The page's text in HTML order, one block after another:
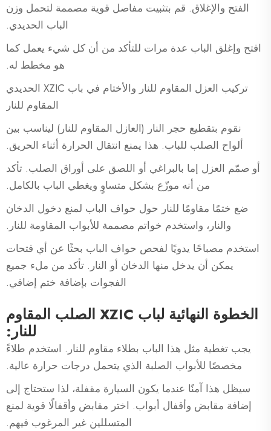
الفتح والإغلاق. قم بتثبيت مفاصل قوية مصممة لتحمل وزن
الباب الحديدي.
افتح وإغلق الباب عدة مرات للتأكد من أن كل شيء يعمل كما
هو مخطط له.
تركيب العزل المقاوم للنار والأختام في باب XZIC الحديدي
المقاوم للنار
نقوم بتقطيع حجر النار (العازل المقاوم للنار) ليناسب بين
ألواح الصلب للباب. هذا يمنع انتقال الحرارة أثناء الحريق.
أو صمّم العزل إما بالبراغي أو اللصق على أوراق الصلب. تأكد
من أنه موزّع بشكل متساوٍ ويغطي الباب بالكامل.
ضع ختمًا مقاومًا للنار حول حواف الباب لمنع دخول الدخان
والنار، واستخدم خواتم مصممة للأبواب المقاومة للنار.
استخدم مصباحًا يدويًا لفحص حواف الباب بحثًا عن أي فتحات
يمكن أن يدخل منها الدخان أو النار. تأكد من ملء جميع
الفجوات بإضافة ختم إضافي.
الخطوة النهائية لباب XZIC الصلب المقاوم
للنار:
يجب تغطية مثل هذا الباب بطلاء مقاوم للنار. استخدم طلاءً
مخصصًا للأبواب الصلبة الذي يتحمل درجات حرارة عالية.
سيظل هذا آمنًا عندما يكون السيارة مقفلة، لذا ستحتاج إلى
إضافة مقابض وأقفال أبواب. اختر مقابض وأقفالًا قوية لمنع
المتسللين غير المرغوب فيهم.